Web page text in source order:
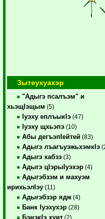
Зытеухуахэр
"Адыгэ псалъэм" и
хьэщIэщым (5)
Iуэху еплъыкIэ (47)
Iуэху щхьэпэ (10)
Абы дегъэпIейтей (83)
Адыгэ лъагъуэжьхэмкIэ
Адыгэ хабзэ (3)
Адыгэ цIэрыIуэхэр (4)
Адыгэбзэм и махуэм
ирихьэлIэу (11)
Адыгэбзэр ядж (4)
Банк Iуэхухэр (28)
БэнэкIэ хуит (2)